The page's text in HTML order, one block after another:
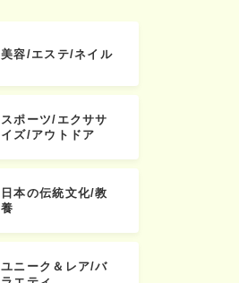
美容/エステ/ネイル
スポーツ/エクササ
イズ/アウトドア
日本の伝統文化/教
養
ユニーク＆レア/バ